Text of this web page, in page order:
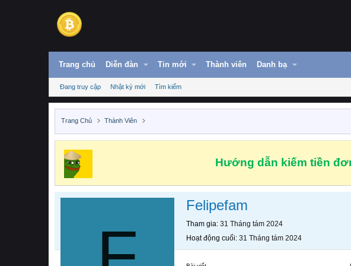
Trang chủ Diễn đàn Tin mới Thành viên Danh bạ
Đang truy cập Nhật ký mới Tìm kiếm
Trang Chủ Thành Viên
Hướng dẫn kiếm tiền
Felipefam
Tham gia 31 Tháng tám 2024
Hoạt động cuối 31 Tháng tám 2024